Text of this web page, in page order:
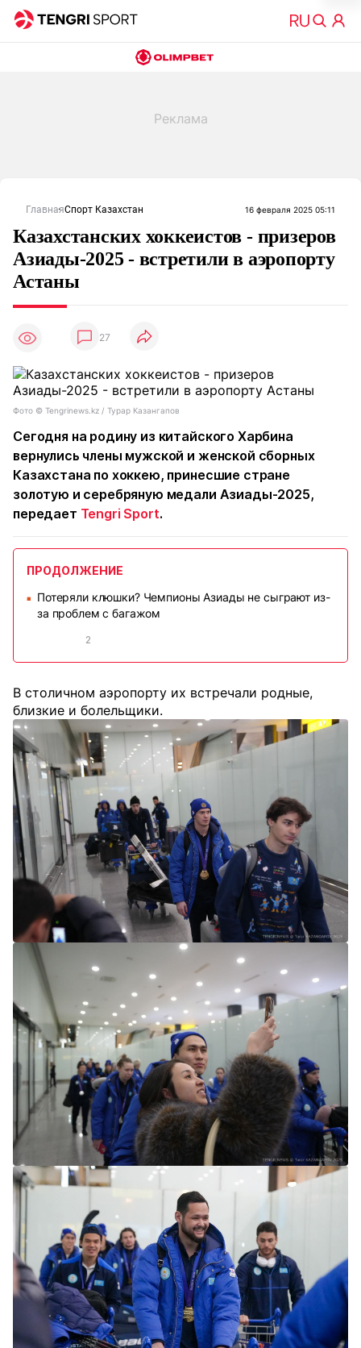
ГлавнаяСпорт Казахстан 16 февраля 2025 05:11
Казахстанских хоккеистов - призеров
Азиады-2025 - встретили в аэропорту
Астаны
27
Фото ©️ Tengrinews.kz / Турар Казангапов
Сегодня на родину из китайского Харбина
вернулись члены мужской и женской сборных
Казахстана по хоккею, принесшие стране
золотую и серебряную медали Азиады-2025,
передает Tengri Sport.
ПРОДОЛЖЕНИЕ
■
Потеряли клюшки? Чемпионы Азиады не сыграют из-
за проблем с багажом
2
В столичном аэропорту их встречали родные,
близкие и болельщики.